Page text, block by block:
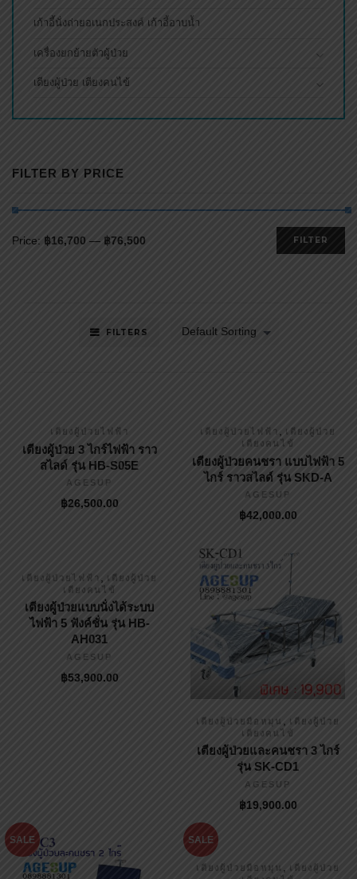
FILTERS Default Sorting
เตียงผู้ป่วยไฟฟ้า
เตียงผู้ป่วย 3 ไกร์ไฟฟ้า ราว
สไลด์ รุ่น HB-S05E
AGESUP
฿26,500.00
เตียงผู้ป่วยไฟฟ้า , เตียงผู้ป่วย
เตียงคนไข้
เตียงผู้ป่วยคนชรา แบบไฟฟ้า 5
ไกร์ ราวสไลด์ รุ่น SKD-A
AGESUP
฿42,000.00
เตียงผู้ป่วยไฟฟ้า
เตียงผู้ป่วย
เตียงคนไข้
เตียงผู้ป่วยแบบนั่งได้ระบบ
ไฟฟ้า 5 ฟังค์ชั่น รุ่น HB-
AH031
AGESUP
฿53,900.00
เตียงผู้ป่วยมือหมุน
เตียงผู้ป่วย
เตียงคนไข้
เตียงผู้ป่วยและคนชรา 3 ไกร์
รุ่น SK-CD1
AGESUP
฿19,900.00
SALE SALE
เตียงผู้ป่วยมือหมุน
เตียงผู้ป่วย
เก้าอี้นั่งถ่ายอเนกประสงค์ เก้าอี้อาบน้ำ
เครื่องยกย้ายตัวผู้ป่วย
เตียงผู้ป่วย เตียงคนไข้
FILTER BY PRICE
FILTER
Price: ฿16,700 — ฿76,500